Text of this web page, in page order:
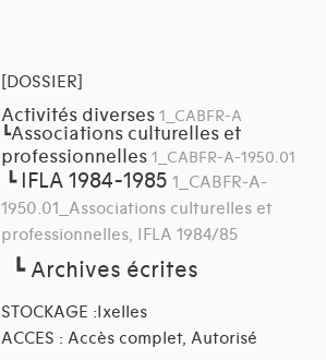
[DOSSIER]
Activités diverses 1_CABFR-A
┗Associations culturelles et
professionnelles 1_CABFR-A-1950.01
┗ IFLA 1984-1985 1_CABFR-A-
1950.01_Associations culturelles et
professionnelles, IFLA 1984/85
┗Archives écrites
STOCKAGE :Ixelles
ACCES : Accès complet, Autorisé